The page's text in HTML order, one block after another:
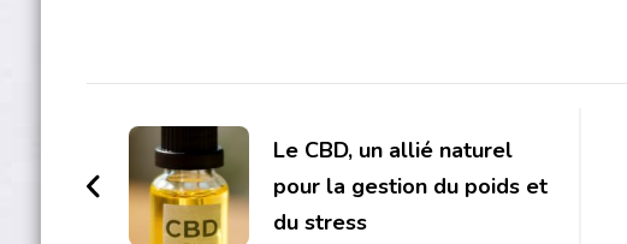
NavigationLe CBD, un allié naturel
pour la gestion du poids et
du stress